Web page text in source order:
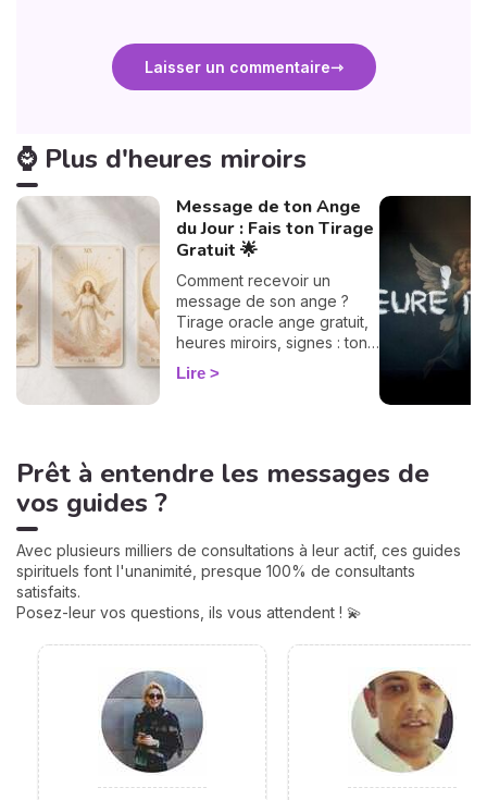
Laisser un commentaire
⌚ Plus d'heures miroirs
Message de ton Ange
du Jour : Fais ton Tirage
Gratuit 🌟
Comment recevoir un
message de son ange ?
Tirage oracle ange gratuit,
heures miroirs, signes : ton
guide flash pour décoder ta
guidance du jour.
Lire
Prêt à entendre les messages de
vos guides ?
Avec plusieurs milliers de consultations à leur actif, ces guides
spirituels font l'unanimité, presque 100% de consultants
satisfaits.
Posez-leur vos questions, ils vous attendent ! 💫